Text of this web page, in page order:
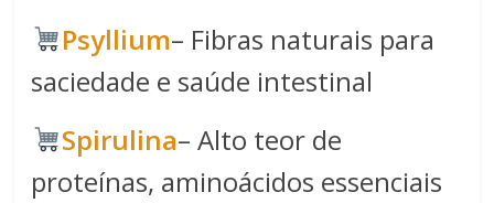
Psyllium– Fibras naturais para
saciedade e saúde intestinal
Spirulina​– Alto teor de
proteínas, aminoácidos essenciais